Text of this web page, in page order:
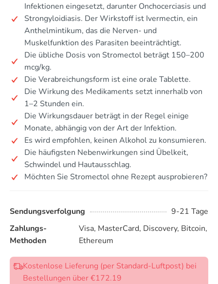
Infektionen eingesetzt, darunter Onchocerciasis und
Strongyloidiasis. Der Wirkstoff ist Ivermectin, ein
Anthelmintikum, das die Nerven- und
Muskelfunktion des Parasiten beeinträchtigt.
Die übliche Dosis von Stromectol beträgt 150–200
mcg/kg.
Die Verabreichungsform ist eine orale Tablette.
Die Wirkung des Medikaments setzt innerhalb von
1–2 Stunden ein.
Die Wirkungsdauer beträgt in der Regel einige
Monate, abhängig von der Art der Infektion.
Es wird empfohlen, keinen Alkohol zu konsumieren.
Die häufigsten Nebenwirkungen sind Übelkeit,
Schwindel und Hautausschlag.
Möchten Sie Stromectol ohne Rezept ausprobieren?
Sendungsverfolgung
9-21 Tage
Zahlungs-
Methoden
Visa, MasterCard, Discovery, Bitcoin,
Ethereum
Kostenlose Lieferung (per Standard-Luftpost) bei
Bestellungen über €172.19